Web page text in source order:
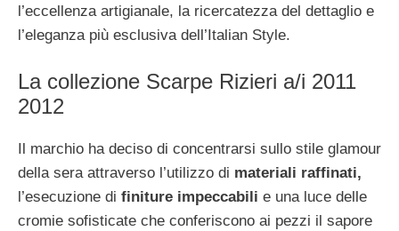
l’eccellenza artigianale, la ricercatezza del dettaglio e
l’eleganza più esclusiva dell’Italian Style.
La collezione Scarpe Rizieri a/i 2011
2012
Il marchio ha deciso di concentrarsi sullo stile glamour
della sera attraverso l’utilizzo di materiali raffinati,
l’esecuzione di finiture impeccabili e una luce delle
cromie sofisticate che conferiscono ai pezzi il sapore